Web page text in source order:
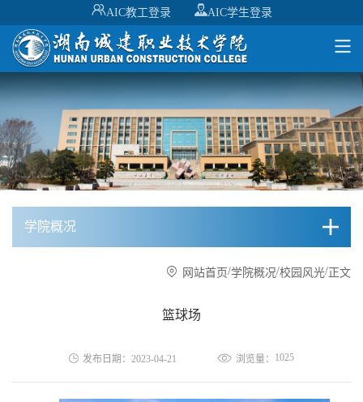
AIC教工登录 AIC学生登录
学院概况
网站首页/学院概况/校园风光/正文
篮球场
发布日期：2023-04-21 浏览量： 1025